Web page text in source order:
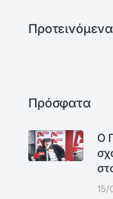
Προτεινόμενα
Πρόσφατα
Ο
15/